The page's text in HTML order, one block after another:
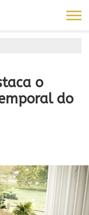
o
do